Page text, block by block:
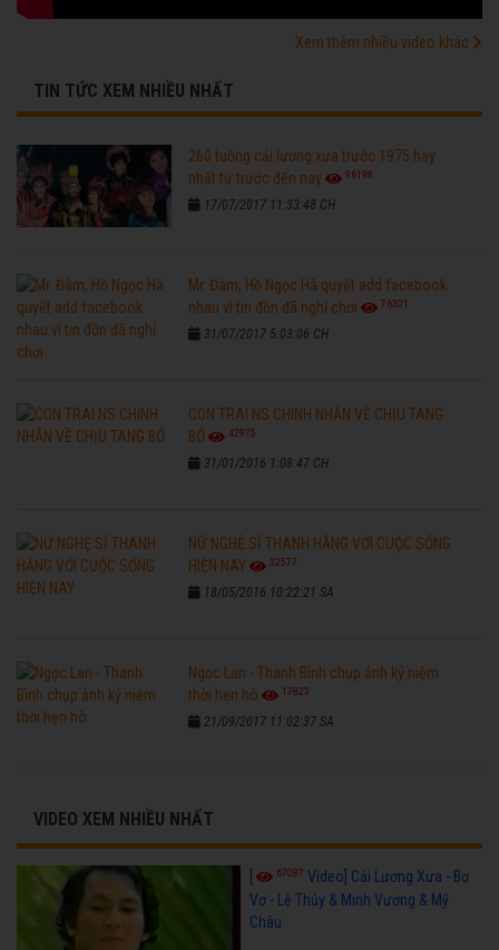
Xem thêm nhiều video khác
TIN TỨC XEM NHIỀU NHẤT
260 tuồng cải lương xưa trước 1975 hay
nhất từ trước đến nay
96198
17/07/2017 11:33:48 CH
Mr. Đàm, Hồ Ngọc Hà quyết add facebook
nhau vì tin đồn đã nghỉ chơi
76301
31/07/2017 5:03:06 CH
CON TRAI NS CHINH NHẪN VỀ CHỊU TANG
BỐ
42975
31/01/2016 1:08:47 CH
NỮ NGHỆ SĨ THANH HẰNG VỚI CUỘC SỐNG
HIỆN NAY
32577
18/05/2016 10:22:21 SA
Ngọc Lan - Thanh Bình chụp ảnh kỷ niệm
thời hẹn hò
17823
21/09/2017 11:02:37 SA
VIDEO XEM NHIỀU NHẤT
[ 67087 Video] Cải Lương Xưa - Bơ
Vơ - Lệ Thủy & Minh Vương & Mỹ
Châu